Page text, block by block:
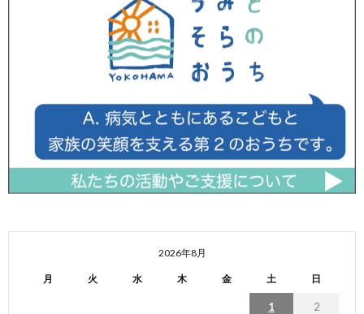
2026年8月
月 火 水 木 金 土 日
1 2